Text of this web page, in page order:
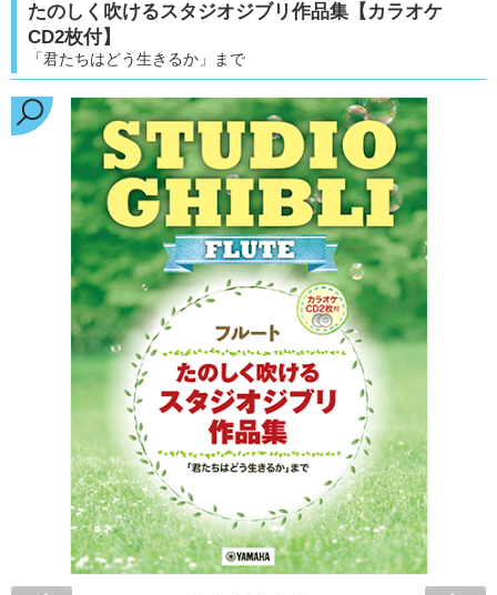
たのしく吹けるスタジオジブリ作品集【カラオケ
CD2枚付】
「君たちはどう生きるか」まで